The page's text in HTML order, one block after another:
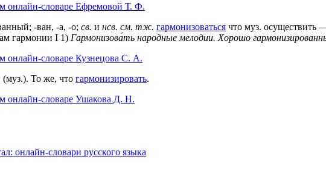
онлайн-словаре Ефремовой Т. Ф.
-ван, -а, -о; св. и нсв. см. тж. гармонизоваться что муз. осуществить
гармонии I 1) Гармонизова́ть народные мелодии. Хорошо
онлайн-словаре Кузнецова С. А.
(муз.). То же, что гармонизировать.
онлайн-словаре Ушакова Д. Н.
онлайн-словари русского языка